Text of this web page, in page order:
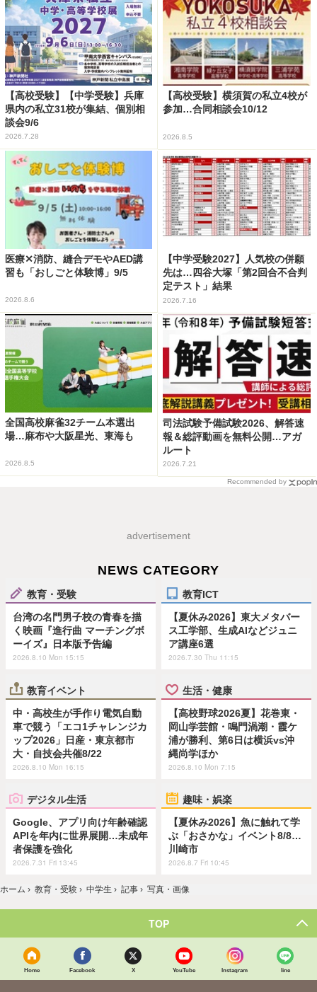
【高校受験】【中学受験】兵庫
県内の私立31校が集結、個別相
談会9/6
2026.7.28
【高校受験】横須賀の私立4校が
参加…合同相談会10/12
2026.8.5
医療✕消防、縫合デモやAED講
習も「おしごと体験博」9/5
2026.8.6
【中学受験2027】人気校の併願
先は…四谷大塚「第2回合不合判
定テスト」結果
2026.7.16
全国高校麻雀32チーム本選出
場…麻布や大阪星光、東海も
2026.8.5
司法試験予備試験2026、解答速
報＆総評動画を無料公開…アガ
ルート
2026.7.21
Recommended by
advertisement
NEWS CATEGORY
教育・受験
台湾の名門男子校の青春を描
く映画『進行曲 マーチングボ
ーイズ』日本版予告編
2026.8.10 Mon 15:15
教育ICT
【夏休み2026】東大メタバー
ス工学部、生成AIなどジュニ
ア講座6選
2026.7.30 Thu 11:15
教育イベント
中・高校生が手作り電気自動
車で競う「エコ1チャレンジカ
ップ2026」日産・東京都市
大・自技会共催8/22
2026.8.10 Mon 16:15
生活・健康
【高校野球2026夏】花巻東・
岡山学芸館・鳴門渦潮・霞ケ
浦が勝利、第6日は横浜vs沖
縄尚学ほか
2026.8.10 Mon 7:15
デジタル生活
Google、アプリ向け年齢確認
APIを年内に世界展開…未成年
者保護を強化
2026.7.31 Fri 13:45
趣味・娯楽
【夏休み2026】魚に触れて学
ぶ「おさかな」イベント8/8…
川崎市
2026.8.7 Fri 10:45
ホーム › 教育・受験 › 中学生 › 記事 › 写真・画像
TOP
Home Facebook X YouTube Instagram line